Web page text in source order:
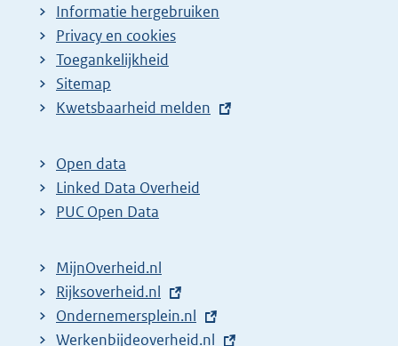
Informatie hergebruiken
Privacy en cookies
Toegankelijkheid
Sitemap
E
t
e
r
l
i
n
Kwetsbaarheid melden
Open data
Linked Data Overheid
PUC Open Data
MijnOverheid.nl
E
x
t
Rijksoverheid.nl
E
x
Ondernemersplein.nl
E
Werkenbijdeoverheid.nl